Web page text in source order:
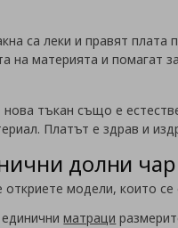
са леки и правят
на материята и помагат
нова тъкан също е
Платът е здрав и
долни
модели, които се
единичниматраци